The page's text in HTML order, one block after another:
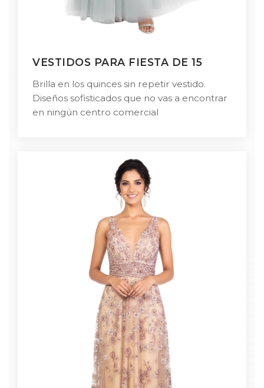
VESTIDOS PARA FIESTA DE 15
Brilla en los quinces sin repetir vestido.
Diseños sofisticados que no vas a encontrar
en ningún centro comercial